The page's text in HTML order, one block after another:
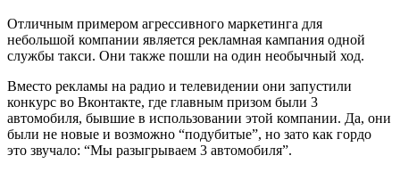
Отличным примером агрессивного маркетинга для
небольшой компании является рекламная кампания одной
службы такси. Они также пошли на один необычный ход.
Вместо рекламы на радио и телевидении они запустили
конкурс во Вконтакте, где главным призом были 3
автомобиля, бывшие в использовании этой компании. Да, они
были не новые и возможно “подубитые”, но зато как гордо
это звучало: “Мы разыгрываем 3 автомобиля”.